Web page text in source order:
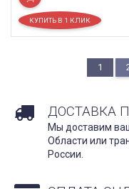
1
ДОСТАВКА
Мы доставим
Области или
России.